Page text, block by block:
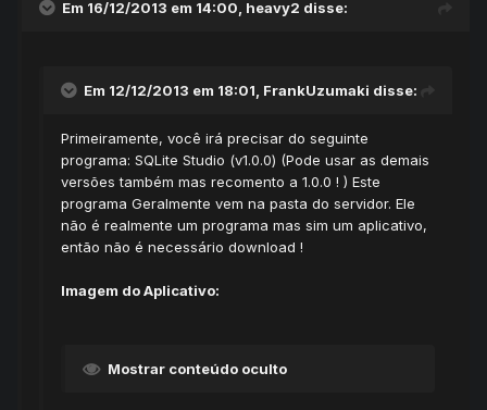
Em 16/12/2013 em 14:00, heavy2 disse:
Em 12/12/2013 em 18:01, FrankUzumaki disse:
Primeiramente, você irá precisar do seguinte
programa: SQLite Studio (v1.0.0) (Pode usar as demais
versões também mas recomento a 1.0.0 ! ) Este
programa Geralmente vem na pasta do servidor. Ele
não é realmente um programa mas sim um aplicativo,
então não é necessário download !
Imagem do Aplicativo:
Mostrar conteúdo oculto